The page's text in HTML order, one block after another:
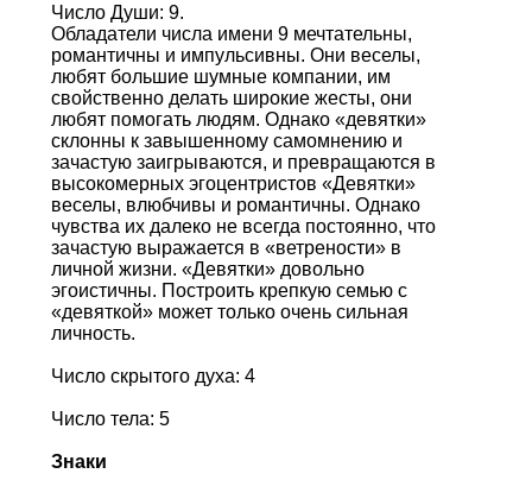
Число Души: 9.
Обладатели числа имени 9 мечтательны,
романтичны и импульсивны. Они веселы,
любят большие шумные компании, им
свойственно делать широкие жесты, они
любят помогать людям. Однако «девятки»
склонны к завышенному самомнению и
зачастую заигрываются, и превращаются в
высокомерных эгоцентристов «Девятки»
веселы, влюбчивы и романтичны. Однако
чувства их далеко не всегда постоянно, что
зачастую выражается в «ветрености» в
личной жизни. «Девятки» довольно
эгоистичны. Построить крепкую семью с
«девяткой» может только очень сильная
личность.
Число скрытого духа: 4
Число тела: 5
Знаки